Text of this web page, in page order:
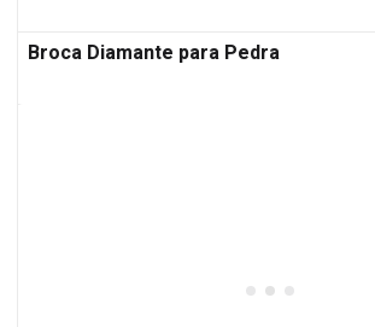
Broca Diamante para Pedra